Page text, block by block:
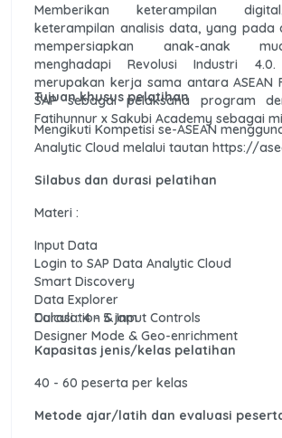
Memberikan keterampilan
keterampilan analisis data, yang pada
mempersiapkan anak-anak
menghadapi Revolusi Industri
merupakan kerja sama antara ASEAN
SAP sebagai pelaksana program
Fatihunnur x Sakubi Academy sebagai
Tujuan khusus pelatihan
Mengikuti Kompetisi se-ASEAN
Analytic Cloud melalui tautan https://
Silabus dan durasi pelatihan
Materi :
Input Data
Login to SAP Data Analytic Cloud
Smart Discovery
Data Explorer
Calculation & Input Controls
Designer Mode & Geo-enrichment
Durasi : 4 - 5 jam
Kapasitas jenis/kelas pelatihan
40 - 60 peserta per kelas
Metode ajar/latih dan evaluasi